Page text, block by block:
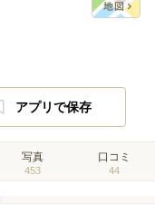
アプリで保存
写真
453
口コミ
44